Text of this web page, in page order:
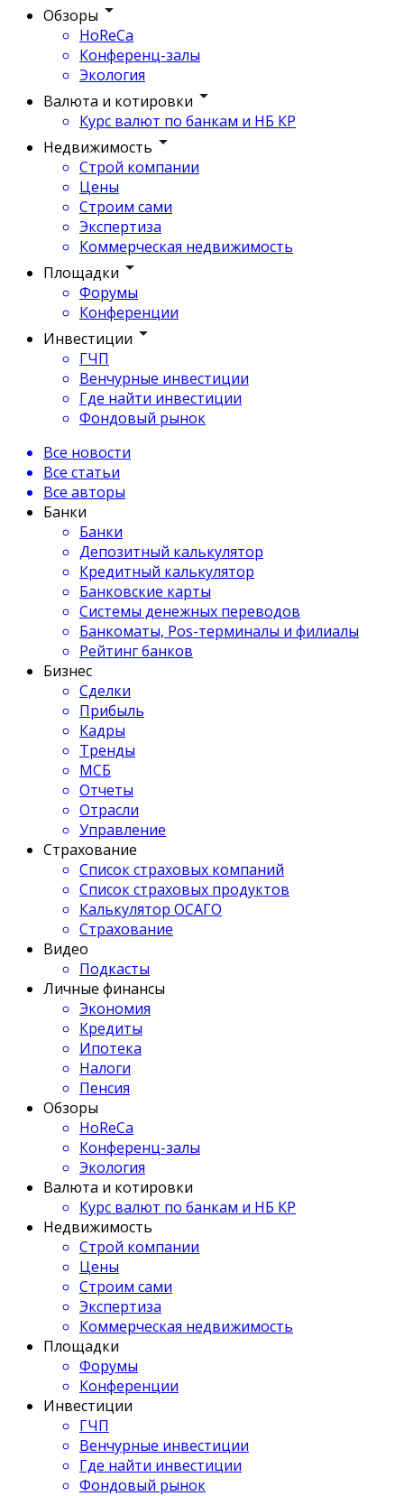
Обзоры
HoReCa
Конференц-залы
Экология
Валюта и котировки
Курс валют по банкам и НБ КР
Недвижимость
Строй компании
Цены
Строим сами
Экспертиза
Коммерческая недвижимость
Площадки
Форумы
Конференции
Инвестиции
ГЧП
Венчурные инвестиции
Где найти инвестиции
Фондовый рынок
Все новости
Все статьи
Все авторы
Банки
Банки
Депозитный калькулятор
Кредитный калькулятор
Банковские карты
Системы денежных переводов
Банкоматы, Pos-терминалы и филиалы
Рейтинг банков
Бизнес
Сделки
Прибыль
Кадры
Тренды
МСБ
Отчеты
Отрасли
Управление
Страхование
Список страховых компаний
Список страховых продуктов
Калькулятор ОСАГО
Страхование
Видео
Подкасты
Личные финансы
Экономия
Кредиты
Ипотека
Налоги
Пенсия
Обзоры
HoReCa
Конференц-залы
Экология
Валюта и котировки
Курс валют по банкам и НБ КР
Недвижимость
Строй компании
Цены
Строим сами
Экспертиза
Коммерческая недвижимость
Площадки
Форумы
Конференции
Инвестиции
ГЧП
Венчурные инвестиции
Где найти инвестиции
Фондовый рынок